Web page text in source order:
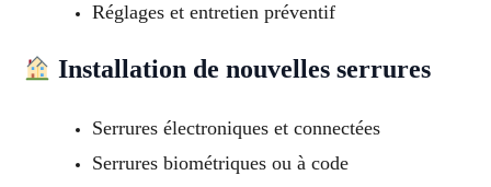
Réglages et entretien préventif
Installation de nouvelles serrures
Serrures électroniques et connectées
Serrures biométriques ou à code